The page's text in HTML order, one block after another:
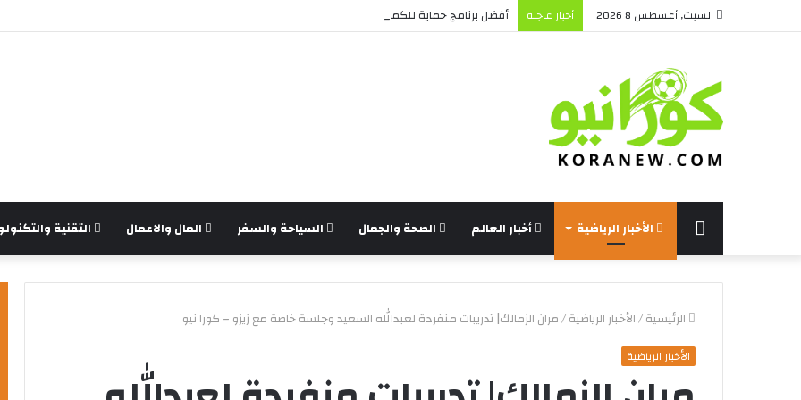
السبت, أغسطس 8 2026 أخبار عاجلة أفضل برنامج حماية للكمبيوتر: أهم النصائح قبل الشراء
الرئيسة الأخبار الرياضية أخبار العالم الصحة والجمال السياحة والسفر المال والاعمال التقنية
الرئيسية/الأخبار الرياضية/مران الزمالك| تدريبات منفردة لعبدالله السعيد وجلسة خاصة مع زيزو – كورا نيو
الأخبار الرياضية